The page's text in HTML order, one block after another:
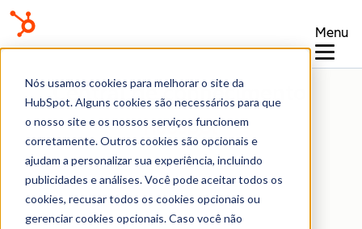
Nós usamos cookies para melhorar o site da
HubSpot. Alguns cookies são necessários para que
o nosso site e os nossos serviços funcionem
corretamente. Outros cookies são opcionais e
ajudam a personalizar sua experiência, incluindo
publicidades e análises. Você pode aceitar todos os
cookies, recusar todos os cookies opcionais ou
gerenciar cookies opcionais. Caso você não
Menu
Central de conhecimento
Integrações